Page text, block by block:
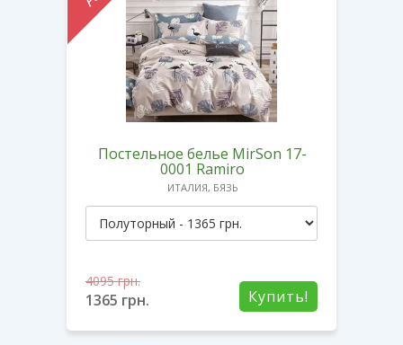
Постельное белье MirSon 17-
0001 Ramiro
ИТАЛИЯ, БЯЗЬ
Купить!
4095грн.
1365 грн.